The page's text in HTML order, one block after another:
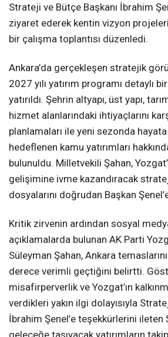
Strateji ve Bütçe Başkanı İbrahim
ziyaret ederek kentin vizyon
bir çalışma toplantısı düzenledi.
Ankara’da gerçekleşen stratejik
2027 yılı yatırım programı detaylı
yatırıldı. Şehrin altyapı, üst yapı,
hizmet alanlarındaki ihtiyaçlarını
planlamaları ile yeni sezonda
hedeflenen kamu yatırımları
bulunuldu. Milletvekili Şahan,
gelişimine ivme kazandıracak
dosyalarını doğrudan Başkan
Kritik zirvenin ardından sosyal
açıklamalarda bulunan AK Parti
Süleyman Şahan, Ankara
derece verimli geçtiğini belirtti.
misafirperverlik ve Yozgat’ın
verdikleri yakın ilgi dolayısıyla
İbrahim Şenel’e teşekkürlerini ileten